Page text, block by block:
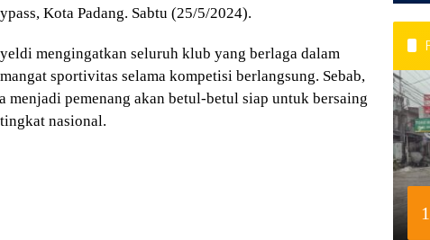
Kota Padang. Sabtu (25/5/2024).
mengingatkan seluruh klub yang berlaga dalam
sportivitas selama kompetisi berlangsung. Sebab,
pemenang akan betul-betul siap untuk bersaing
nasional.
1